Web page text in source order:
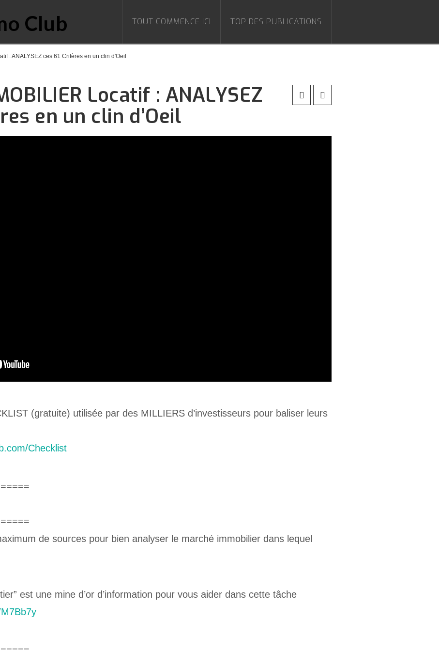
TOUT COMMENCE ICI TOP DES PUBLICATIONS
: ANALYSEZ ces 61 Critères en un clin d'Oeil
Locatif : ANALYSEZ
en un clin d’Oeil
(gratuite) utilisée par des MILLIERS d’investisseurs pour baliser leurs
Checklist
de sources pour bien analyser le marché immobilier dans lequel
est une mine d’or d’information pour vous aider dans cette tâche